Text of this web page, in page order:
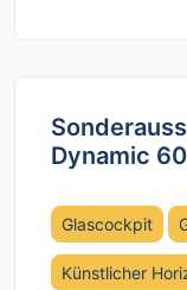
Dynamic
Glascockpit
Künstlicher